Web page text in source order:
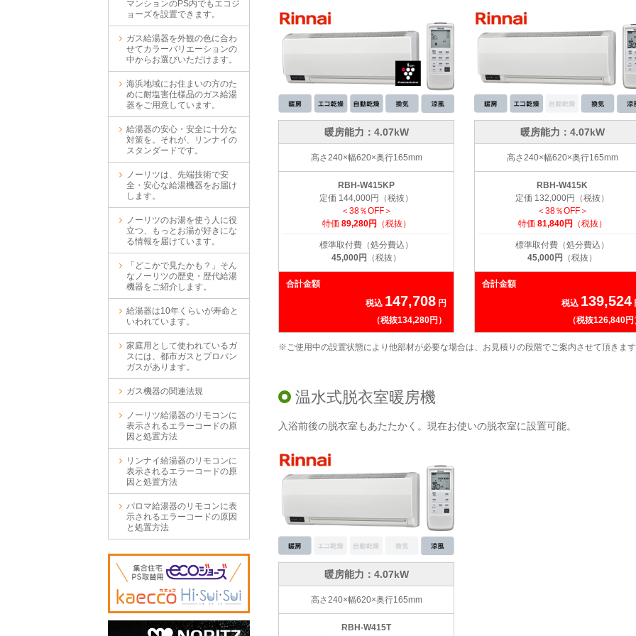
暖房能力：4.07kW
高さ240×幅620×奥行165mm
RBH-W415KP
定価 144,000円（税抜）
＜38％OFF＞
特価 89,280円 （税抜）
標準取付費（処分費込）
45,000円
（税抜）
合計金額
税込 147,708 円
（税抜134,280円）
暖房能力：4.07kW
高さ240×幅620×奥行165mm
RBH-W415K
定価 132,000円（税抜）
＜38％OFF＞
特価 81,840円 （税抜）
標準取付費（処分費込）
45,000円
（税抜）
合計金額
税込 139,524
（税抜126,840円
※ご使用中の設置状態により他部材が必要な場合は、お見積りの段階でご案内させて頂きま
温水式脱衣室暖房機
入浴前後の脱衣室もあたたかく。現在お使いの脱衣室に設置可能。
暖房能力：4.07kW
高さ240×幅620×奥行165mm
RBH-W415T
マンションのPS内でもエコジ
ョーズを設置できます。
ガス給湯器を外観の色に合わ
せてカラーバリエーションの
中からお選びいただけます。
海浜地域にお住まいの方のた
めに耐塩害仕様品のガス給湯
器をご用意しています。
給湯器の安心・安全に十分な
対策を。それが、リンナイの
スタンダードです。
ノーリツは、先端技術で安
全・安心な給湯機器をお届け
します。
ノーリツのお湯を使う人に役
立つ、もっとお湯が好きにな
る情報を届けています。
「どこかで見たかも？」そん
なノーリツの歴史・歴代給湯
機器をご紹介します。
給湯器は10年くらいが寿命と
いわれています。
家庭用として使われているガ
スには、都市ガスとプロパン
ガスがあります。
ガス機器の関連法規
ノーリツ給湯器のリモコンに
表示されるエラーコードの原
因と処置方法
リンナイ給湯器のリモコンに
表示されるエラーコードの原
因と処置方法
パロマ給湯器のリモコンに表
示されるエラーコードの原因
と処置方法